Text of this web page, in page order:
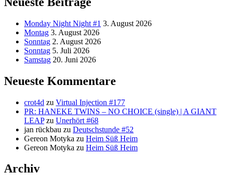
Monday Night Night #1 3. August 2026
Montag 3. August 2026
Sonntag 2. August 2026
Sonntag 5. Juli 2026
Samstag 20. Juni 2026
Neueste Kommentare
crot4d zu Virtual Injection #177
PR: HANEKE TWINS – NO CHOICE (single) | A GIANT
LEAPzu Unerhört #68
jan rückbau zu Deutschstunde #52
Gereon Motyka zu Heim Süß Heim
Gereon Motyka zu Heim Süß Heim
Archiv